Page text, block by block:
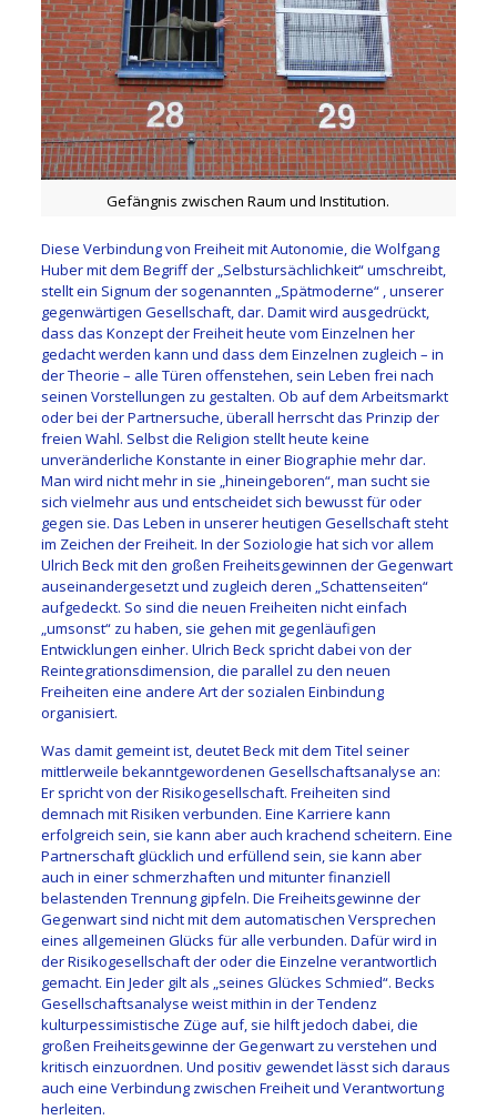
Gefängnis zwischen Raum und Institution.
Diese Verbindung von Freiheit mit Autonomie, die Wolfgang
Huber mit dem Begriff der „Selbstursächlichkeit“ umschreibt,
stellt ein Signum der sogenannten „Spätmoderne“ , unserer
gegenwärtigen Gesellschaft, dar. Damit wird ausgedrückt,
dass das Konzept der Freiheit heute vom Einzelnen her
gedacht werden kann und dass dem Einzelnen zugleich – in
der Theorie – alle Türen offenstehen, sein Leben frei nach
seinen Vorstellungen zu gestalten. Ob auf dem Arbeitsmarkt
oder bei der Partnersuche, überall herrscht das Prinzip der
freien Wahl. Selbst die Religion stellt heute keine
unveränderliche Konstante in einer Biographie mehr dar.
Man wird nicht mehr in sie „hineingeboren“, man sucht sie
sich vielmehr aus und entscheidet sich bewusst für oder
gegen sie. Das Leben in unserer heutigen Gesellschaft steht
im Zeichen der Freiheit. In der Soziologie hat sich vor allem
Ulrich Beck mit den großen Freiheitsgewinnen der Gegenwart
auseinandergesetzt und zugleich deren „Schattenseiten“
aufgedeckt. So sind die neuen Freiheiten nicht einfach
„umsonst“ zu haben, sie gehen mit gegenläufigen
Entwicklungen einher. Ulrich Beck spricht dabei von der
Reintegrationsdimension, die parallel zu den neuen
Freiheiten eine andere Art der sozialen Einbindung
organisiert.
Was damit gemeint ist, deutet Beck mit dem Titel seiner
mittlerweile bekanntgewordenen Gesellschaftsanalyse an:
Er spricht von der Risikogesellschaft. Freiheiten sind
demnach mit Risiken verbunden. Eine Karriere kann
erfolgreich sein, sie kann aber auch krachend scheitern. Eine
Partnerschaft glücklich und erfüllend sein, sie kann aber
auch in einer schmerzhaften und mitunter finanziell
belastenden Trennung gipfeln. Die Freiheitsgewinne der
Gegenwart sind nicht mit dem automatischen Versprechen
eines allgemeinen Glücks für alle verbunden. Dafür wird in
der Risikogesellschaft der oder die Einzelne verantwortlich
gemacht. Ein Jeder gilt als „seines Glückes Schmied“. Becks
Gesellschaftsanalyse weist mithin in der Tendenz
kulturpessimistische Züge auf, sie hilft jedoch dabei, die
großen Freiheitsgewinne der Gegenwart zu verstehen und
kritisch einzuordnen. Und positiv gewendet lässt sich daraus
auch eine Verbindung zwischen Freiheit und Verantwortung
herleiten.